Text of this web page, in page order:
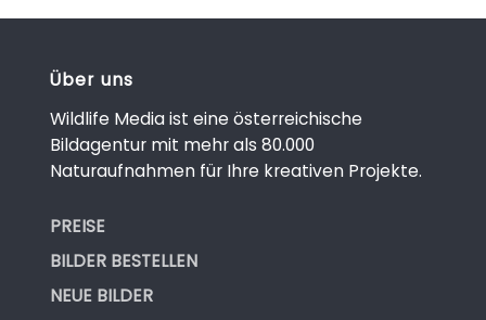
Über uns
Wildlife Media ist eine österreichische
Bildagentur mit mehr als 80.000
Naturaufnahmen für Ihre kreativen Projekte.
PREISE
BILDER BESTELLEN
NEUE BILDER